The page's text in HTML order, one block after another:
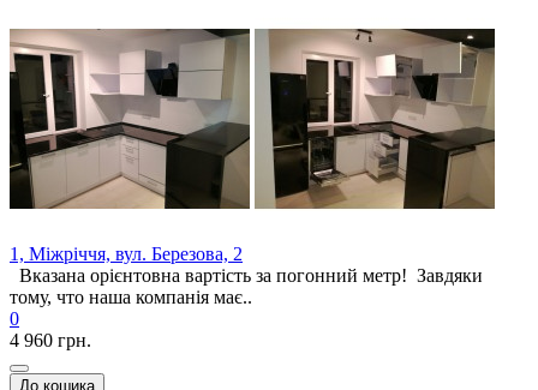
1, Міжріччя, вул. Березова, 2
Вказана орієнтовна вартість за погонний метр! Завдяки
тому, что наша компанія має..
0
4 960 грн.
До кошика